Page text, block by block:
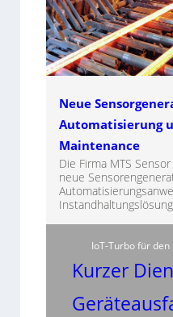
Neue
Automatisierung
Maintenance
Die Firma MTS
neue
IoT-Turbo für den
Kurzer